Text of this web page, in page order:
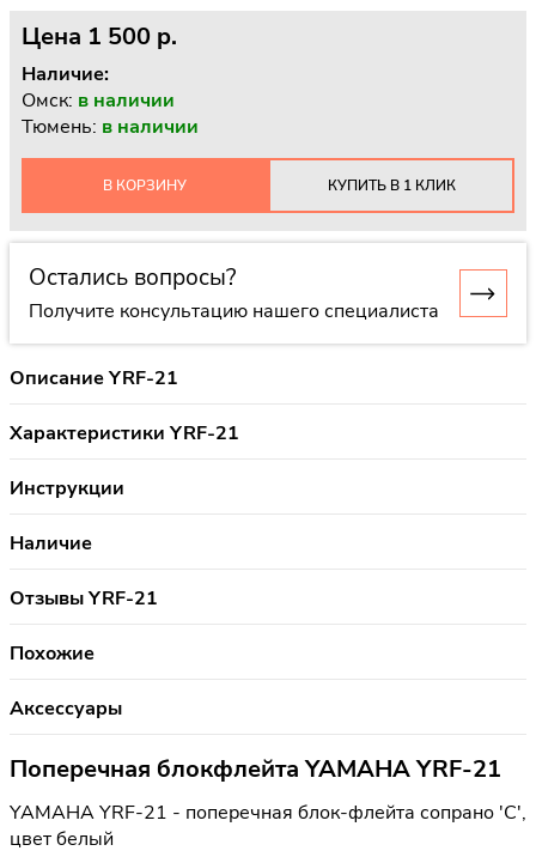
Цена 1 500 p.
Наличие:
Омск: в наличии
Тюмень: в наличии
В КОРЗИНУ КУПИТЬ В 1 КЛИК
Остались вопросы?
Получите консультацию нашего специалиста
Описание YRF-21
Характеристики YRF-21
Инструкции
Наличие
Отзывы YRF-21
Похожие
Аксессуары
Поперечная блокфлейта YAMAHA YRF-21
YAMAHA YRF-21 - поперечная блок-флейта сопрано 'С',
цвет белый